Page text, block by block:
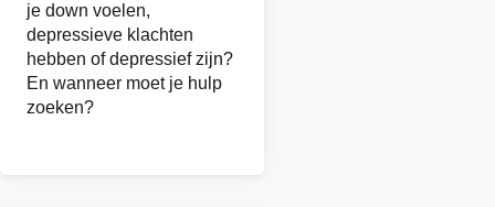
je down voelen,
depressieve klachten
hebben of depressief zijn?
En wanneer moet je hulp
zoeken?
ik
een
depressie?